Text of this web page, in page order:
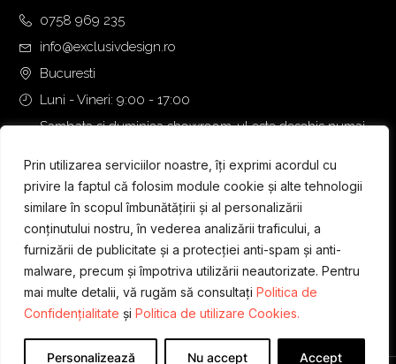
Prin utilizarea serviciilor noastre, îți exprimi acordul cu
privire la faptul că folosim module cookie și alte tehnologii
similare în scopul îmbunătățirii și al personalizării
conținutului nostru, în vederea analizării traficului, a
furnizării de publicitate și a protecției anti-spam și anti-
malware, precum și împotriva utilizării neautorizate. Pentru
mai multe detalii, vă rugăm să consultați Politica de
Confidențialitate și Politica de utilizare Cookies.
Personalizează Nu accept Accept
0758 969 235
info@exclusivdesign.ro
Bucuresti
Luni - Vineri: 9:00 - 17:00
Sambata si duminica showroom-ul este deschis numai